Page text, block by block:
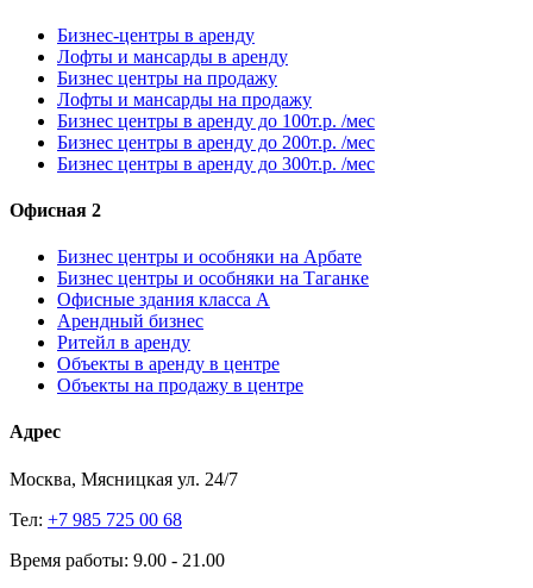
Бизнес-центры в аренду
Лофты и мансарды в аренду
Бизнес центры на продажу
Лофты и мансарды на продажу
Бизнес центры в аренду до 100т.р. /мес
Бизнес центры в аренду до 200т.р. /мес
Бизнес центры в аренду до 300т.р. /мес
Офисная 2
Бизнес центры и особняки на Арбате
Бизнес центры и особняки на Таганке
Офисные здания класса А
Арендный бизнес
Ритейл в аренду
Объекты в аренду в центре
Объекты на продажу в центре
Адрес
Москва, Мясницкая ул. 24/7
Тел: +7 985 725 00 68
Время работы: 9.00 - 21.00